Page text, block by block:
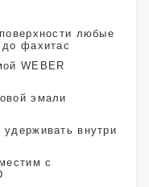
любые
фахитас
WEBER
эмали
внутри
с